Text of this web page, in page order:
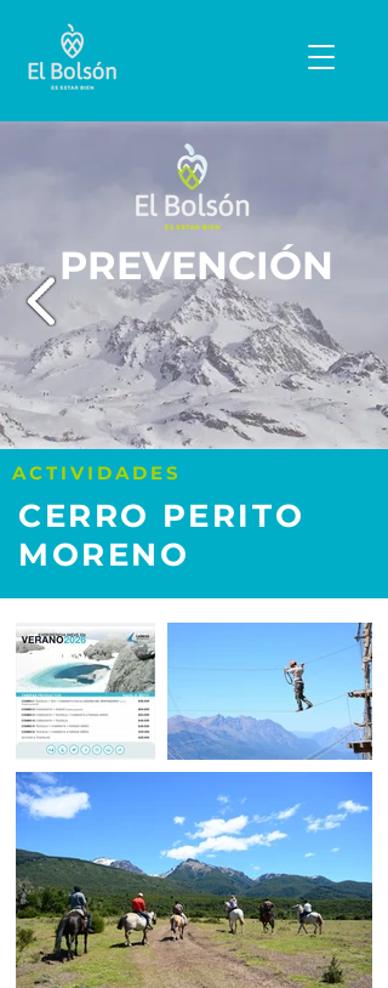
PREVENCIÓN
ACTIVIDADES
CERRO PERITO
MORENO